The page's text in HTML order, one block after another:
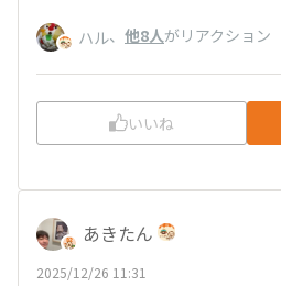
ハル、 他8人がリアクション
いいね
あきたん
2025/12/26 11:31